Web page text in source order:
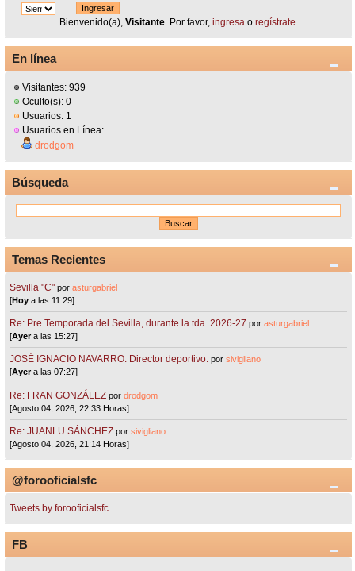
Bienvenido(a), Visitante. Por favor, ingresao regístrate.
En línea
Visitantes: 939
Oculto(s): 0
Usuarios: 1
Usuarios en Línea:
drodgom
Búsqueda
Temas Recientes
Sevilla "C"porasturgabriel
[Hoy a las 11:29]
Re: Pre Temporada del Sevilla, durante la tda. 2026-27 porasturgabriel
[Ayera las 15:27]
JOSÉ IGNACIO NAVARRO. Director deportivo. porsivigliano
[Ayera las 07:27]
Re: FRAN GONZÁLEZ pordrodgom
[Agosto 04, 2026, 22:33 Horas]
Re: JUANLU SÁNCHEZ porsivigliano
[Agosto 04, 2026, 21:14 Horas]
@forooficialsfc
Tweets by forooficialsfc
FB